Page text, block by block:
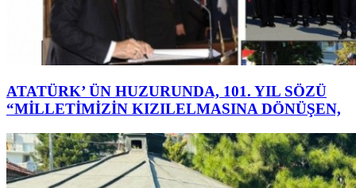
ATATÜRK’ ÜN HUZURUNDA, 101. YIL SÖZÜ
“MİLLETİMİZİN KIZILELMASINA DÖNÜŞEN,